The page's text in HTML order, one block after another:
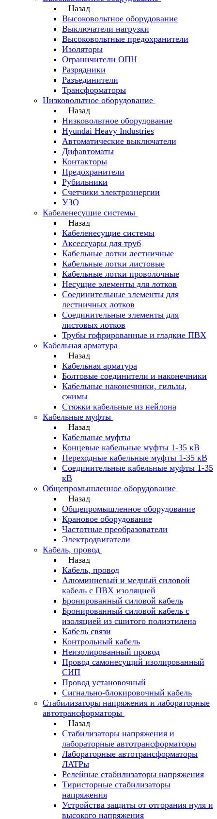
Назад
Высоковольтное оборудование
Выключатели нагрузки
Высоковольтные предохранители
Изоляторы
Ограничители ОПН
Разрядники
Разъединители
Трансформаторы
Низковольтное оборудование
Назад
Низковольтное оборудование
Hyundai Heavy Industries
Автоматические выключатели
Дифавтоматы
Контакторы
Предохранители
Рубильники
Счетчики электроэнергии
УЗО
Кабеленесущие системы
Назад
Кабеленесущие системы
Аксессуары для труб
Кабельные лотки лестничные
Кабельные лотки листовые
Кабельные лотки проволочные
Несущие элементы для лотков
Соединительные элементы для
лестничных лотков
Соединительные элементы для
листовых лотков
Трубы гофрированные и гладкие ПВХ
Кабельная арматура
Назад
Кабельная арматура
Болтовые соединители и наконечники
Кабельные наконечники, гильзы,
сжимы
Стяжки кабельные из нейлона
Кабельные муфты
Назад
Кабельные муфты
Концевые кабельные муфты 1-35 кВ
Переходные кабельные муфты 1-35 кВ
Соединительные кабельные муфты 1-35
кВ
Общепромышленное оборудование
Назад
Общепромышленное оборудование
Крановое оборудование
Частотные преобразователи
Электродвигатели
Кабель, провод
Назад
Кабель, провод
Алюминиевый и медный силовой
кабель с ПВХ изоляцией
Бронированный силовой кабель
Бронированный силовой кабель с
изоляцией из сшитого полиэтилена
Кабель связи
Контрольный кабель
Неизолированный провод
Провод самонесущий изолированный
СИП
Провод установочный
Сигнально-блокировочный кабель
Стабилизаторы напряжения и лабораторные
автотрансформаторы
Назад
Стабилизаторы напряжения и
лабораторные автотрансформаторы
Лабораторные автотрансформаторы
ЛАТРы
Релейные стабилизаторы напряжения
Тиристорные стабилизаторы
напряжения
Устройства защиты от отгорания нуля и
высокого напряжения